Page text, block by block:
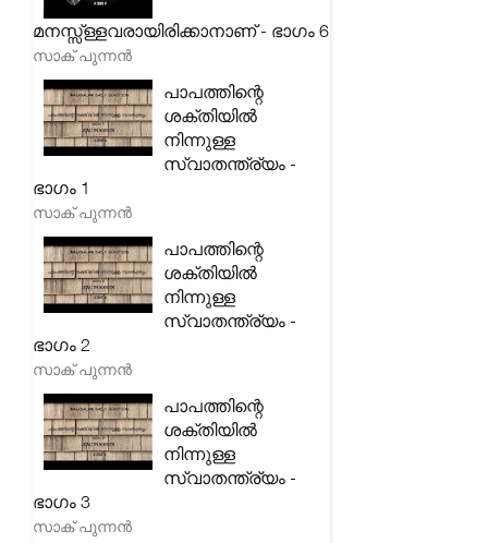
മനസ്സ്ള്ളവരായിരിക്കാനാണ് - ഭാഗം 6
സാക് പുന്നൻ
പാപത്തിന്റെ
ശക്തിയിൽ
നിന്നുള്ള
സ്വാതന്ത്ര്യം -
ഭാഗം 1
സാക് പുന്നൻ
പാപത്തിന്റെ
ശക്തിയിൽ
നിന്നുള്ള
സ്വാതന്ത്ര്യം -
ഭാഗം 2
സാക് പുന്നൻ
പാപത്തിന്റെ
ശക്തിയിൽ
നിന്നുള്ള
സ്വാതന്ത്ര്യം -
ഭാഗം 3
സാക് പുന്നൻ